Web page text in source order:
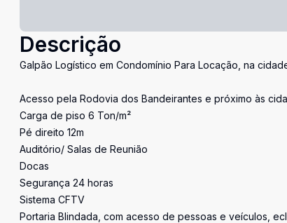
Descrição
Galpão Logístico em Condomínio Para Locação, na
Acesso pela Rodovia dos Bandeirantes e próximo às
Carga de piso 6 Ton/m²
Pé direito 12m
Auditório/ Salas de Reunião
Docas
Segurança 24 horas
Sistema CFTV
Portaria Blindada, com acesso de pessoas e veículos,